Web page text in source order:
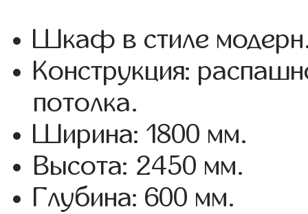
Шкаф в стиле
Конструкция:
потолка.
Ширина: 1800 мм.
Высота: 2450 мм.
Глубина: 600 мм.